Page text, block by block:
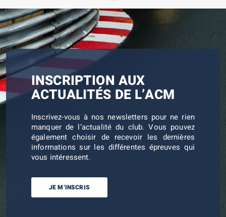
INSCRIPTION AUX
ACTUALITÉS DE L’ACM
Inscrivez-vous à nos newsletters pour ne rien
manquer de l’actualité du club. Vous pouvez
également choisir de recevoir les dernières
informations sur les différentes épreuves qui
vous intéressent.
JE M’INSCRIS